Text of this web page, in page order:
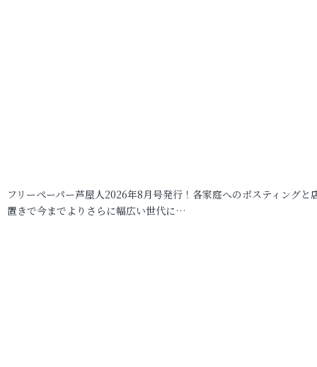
フリーペーパー芦屋人2026年8月号発行！各家庭へのポスティングと
置きで今までよりさらに幅広い世代に…